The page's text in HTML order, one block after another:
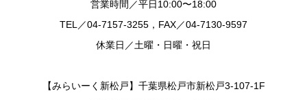
営業時間／平日10:00〜18:00
TEL／04-7157-3255，FAX／04-7130-9597
休業日／土曜・日曜・祝日
【みらいーく新松戸】千葉県松戸市新松戸3-107-1F